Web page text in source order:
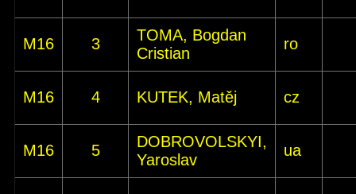
M16 3
TOMA, Bogdan
Cristian
ro
M16 4 KUTEK, Matěj cz
M16 5
DOBROVOLSKYI,
Yaroslav
ua